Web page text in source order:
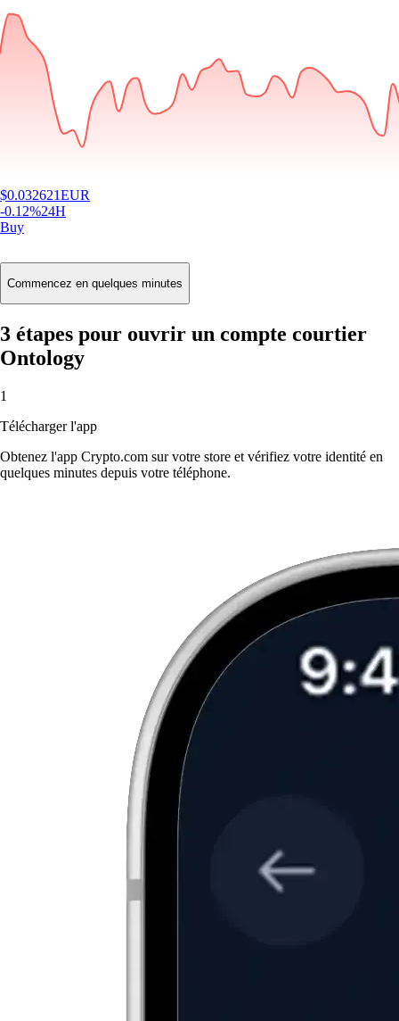
$0.032621EUR
-0.12%24H
Buy
Commencez en quelques minutes
3 étapes pour ouvrir un compte courtier
Ontology
1
Télécharger l'app
Obtenez l'app Crypto.com sur votre store et vérifiez votre identité en
quelques minutes depuis votre téléphone.